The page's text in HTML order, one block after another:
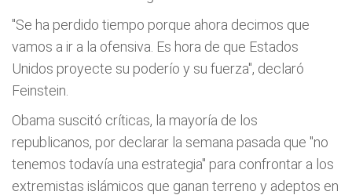
"Se ha perdido tiempo porque ahora decimos que
vamos a ir a la ofensiva. Es hora de que Estados
Unidos proyecte su poderío y su fuerza", declaró
Feinstein.
Obama suscitó críticas, la mayoría de los
republicanos, por declarar la semana pasada que "no
tenemos todavía una estrategia" para confrontar a los
extremistas islámicos que ganan terreno y adeptos en